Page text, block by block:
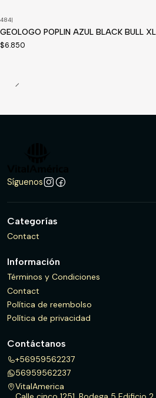
484|
GEOLOGO POPLIN AZUL BLACK BULL XL
$6.850
Síguenos
Categorías
Contact
Información
Términos y Condiciones
Contact
Política de reembolso
Política de privacidad
Contáctanos
+56959562237
56959562237
VitalAmerica